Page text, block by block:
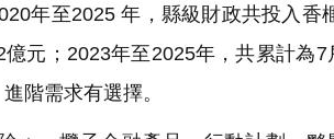
年至2025 年，縣級財政共投入香
元；2023年至2025年，共累計為
階需求有選擇。